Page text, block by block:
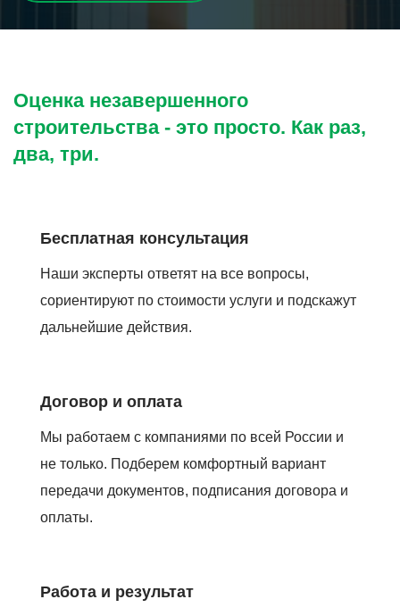
Оценка незавершенного
строительства - это просто. Как раз,
два, три.
Бесплатная консультация
Наши эксперты ответят на все вопросы,
сориентируют по стоимости услуги и подскажут
дальнейшие действия.
Договор и оплата
Мы работаем с компаниями по всей России и
не только. Подберем комфортный вариант
передачи документов, подписания договора и
оплаты.
Работа и результат